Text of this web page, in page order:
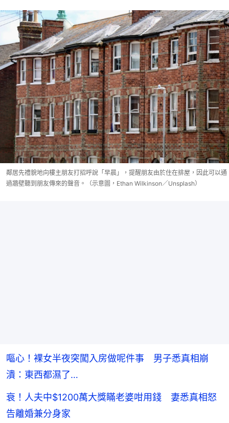
鄰居先禮貌地向樓主朋友打招呼說「早晨」，提醒朋友由於住在排屋，因此可以通
過牆壁聽到朋友傳來的聲音。（示意圖，Ethan Wilkinson／Unsplash）
嘔心！裸女半夜突闖入房做呢件事 男子悉真相崩
潰：東西都濕了…
衰！人夫中$1200萬大獎瞞老婆咁用錢 妻悉真相怒
告離婚兼分身家